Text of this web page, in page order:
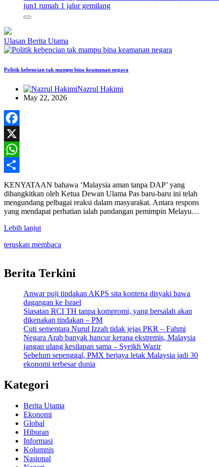
jun1 rumah 1 jalur gemilang
Ulasan Berita Utama
Politik kebencian tak mampu bina keamanan negara
Nazrul Hakimi
May 22, 2026
Facebook
X
WhatsApp
Share
KENYATAAN bahawa ‘Malaysia aman tanpa DAP’ yang
dibangkitkan oleh Ketua Dewan Ulama Pas baru-baru ini telah
mengundang pelbagai reaksi dalam masyarakat. Antara respons
yang mendapat perhatian ialah pandangan pemimpin Melayu…
Lebih lanjut
teruskan membaca
Berita Terkini
Anwar puji tindakan AKPS sita kontena disyaki bawa
dagangan ke Israel
Siasatan RCI TH tanpa kompromi, yang bersalah akan
dikenakan tindakan – PM
Cuti sementara Nurul Izzah tidak jejas PKR – Fahmi
Negara Arab banyak hancur kerana ekstremis, Malaysia
jangan ulang kesilapan sama – Syeikh Wazir
Sebelum sepenggal, PMX berjaya letak Malaysia jadi 30
ekonomi terbesar dunia
Kategori
Berita Utama
Ekonomi
Global
Hiburan
Informasi
Kolumnis
Nasional